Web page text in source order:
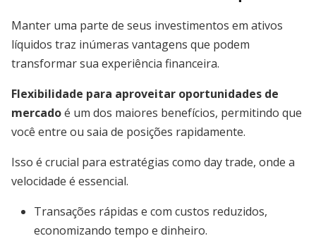
Manter uma parte de seus investimentos em ativos
líquidos traz inúmeras vantagens que podem
transformar sua experiência financeira.
Flexibilidade para aproveitar oportunidades de
mercadoé um dos maiores benefícios, permitindo que
você entre ou saia de posições rapidamente.
Isso é crucial para estratégias como day trade, onde a
velocidade é essencial.
Transações rápidas e com custos reduzidos,
economizando tempo e dinheiro.